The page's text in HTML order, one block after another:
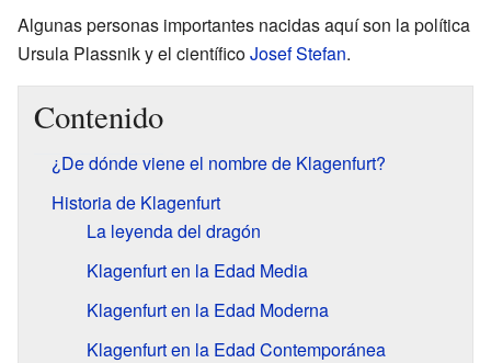
Algunas personas importantes nacidas aquí son la política
Ursula Plassnik y el científicoJosef Stefan.
Contenido
¿De dónde viene el nombre de Klagenfurt?
Historia de Klagenfurt
La leyenda del dragón
Klagenfurt en la Edad Media
Klagenfurt en la Edad Moderna
Klagenfurt en la Edad Contemporánea